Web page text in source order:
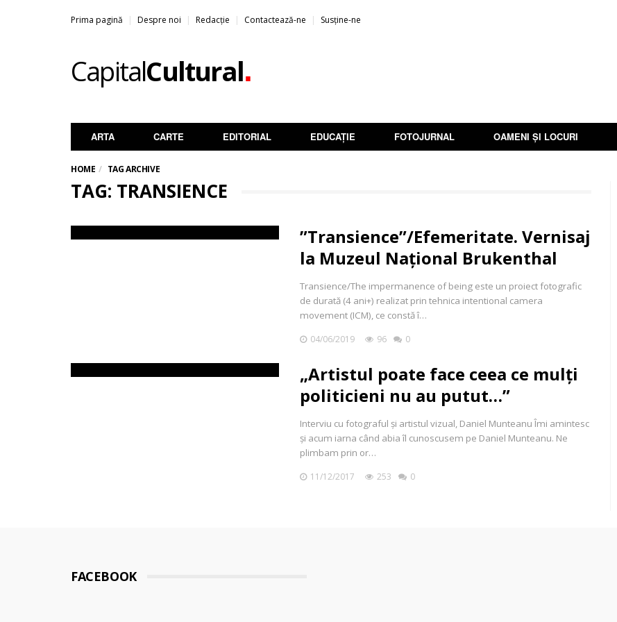
Prima pagină Despre noi Redacție Contactează-ne Susține-ne
CapitalCultural.
ARTA CARTE EDITORIAL EDUCAȚIE FOTOJURNAL OAMENI ȘI LOCURI
HOME TAG ARCHIVE
TAG: TRANSIENCE
”Transience”/Efemeritate. Vernisaj
la Muzeul Național Brukenthal
Transience/The impermanence of being este un proiect fotografic
de durată (4 ani+) realizat prin tehnica intentional camera
movement (ICM), ce constă î…
04/06/2019 96 0
„Artistul poate face ceea ce mulți
politicieni nu au putut…”
Interviu cu fotograful și artistul vizual, Daniel Munteanu Îmi amintesc
și acum iarna când abia îl cunoscusem pe Daniel Munteanu. Ne
plimbam prin or…
11/12/2017 253 0
FACEBOOK